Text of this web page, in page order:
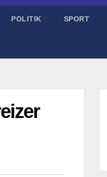
POLITIK SPORT